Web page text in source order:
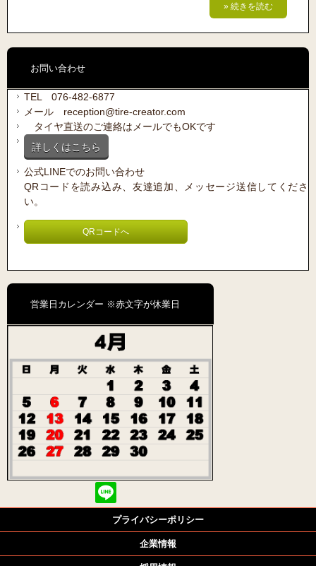
» 続きを読む
お問い合わせ
TEL 076-482-6877
メール reception@tire-creator.com
タイヤ直送のご連絡はメールでもOKです
詳しくはこちら
公式LINEでのお問い合わせ
QRコードを読み込み、友達追加、メッセージ送信してくださ
い。
QRコードへ
営業日カレンダー ※赤文字が休業日
プライバシーポリシー
企業情報